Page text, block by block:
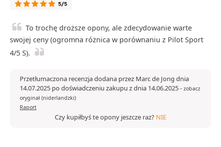
5/5
To trochę droższe opony, ale zdecydowanie warte
swojej ceny (ogromna różnica w porównaniu z Pilot Sport
4/5 S).
Przetłumaczona recenzja dodana przez Marc de Jong dnia
14.07.2025 po doświadczeniu zakupu z dnia 14.06.2025- zobacz
oryginał (niderlandzki)
Raport
Czy kupiłbyś te opony jeszcze raz? NIE